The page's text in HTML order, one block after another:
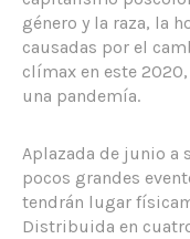
género y la raza, la
causadas por el
clímax en este
una pandemía.
Aplazada de junio a
pocos grandes
tendrán lugar
Distribuida en